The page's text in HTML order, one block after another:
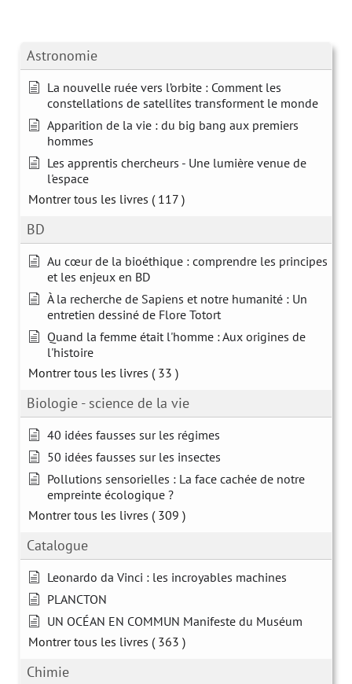
Astronomie
La nouvelle ruée vers l’orbite : Comment les
constellations de satellites transforment le monde
Apparition de la vie : du big bang aux premiers
hommes
Les apprentis chercheurs - Une lumière venue de
l'espace
Montrer tous les livres ( 117 )
BD
Au cœur de la bioéthique : comprendre les principes
et les enjeux en BD
À la recherche de Sapiens et notre humanité : Un
entretien dessiné de Flore Totort
Quand la femme était l'homme : Aux origines de
l'histoire
Montrer tous les livres ( 33 )
Biologie - science de la vie
40 idées fausses sur les régimes
50 idées fausses sur les insectes
Pollutions sensorielles : La face cachée de notre
empreinte écologique ?
Montrer tous les livres ( 309 )
Catalogue
Leonardo da Vinci : les incroyables machines
PLANCTON
UN OCÉAN EN COMMUN Manifeste du Muséum
Montrer tous les livres ( 363 )
Chimie